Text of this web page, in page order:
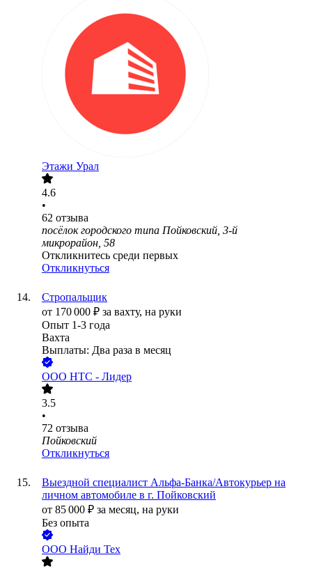
Этажи Урал
4.6
•
62 отзыва
посёлок городского типа Пойковский, 3-й
микрорайон, 58
Откликнитесь среди первых
Откликнуться
Стропальщик
от 170 000 ₽ за вахту, на руки
Опыт 1-3 года
Вахта
Выплаты: Два раза в месяц
ООО НТС - Лидер
3.5
•
72 отзыва
Пойковский
Откликнуться
Выездной специалист Альфа-Банка/Автокурьер на
личном автомобиле в г. Пойковский
от 85 000 ₽ за месяц, на руки
Без опыта
ООО Найди Тех